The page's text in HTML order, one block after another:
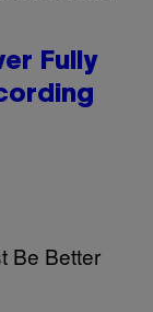
Fully